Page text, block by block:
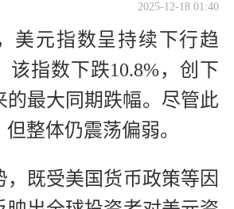
2025-12-18 01:40
美元指数呈持续下行趋
该指数下跌10.8%，创下
的最大同期跌幅。尽管此
整体仍震荡偏弱。
，既受美国货币政策等因